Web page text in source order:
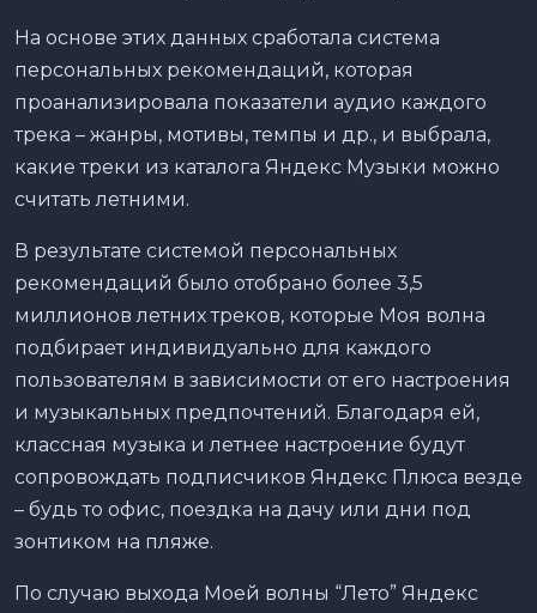
На основе этих данных сработала система
персональных рекомендаций, которая
проанализировала показатели аудио каждого
трека – жанры, мотивы, темпы и др., и выбрала,
какие треки из каталога Яндекс Музыки можно
считать летними.
В результате системой персональных
рекомендаций было отобрано более 3,5
миллионов летних треков, которые Моя волна
подбирает индивидуально для каждого
пользователям в зависимости от его настроения
и музыкальных предпочтений. Благодаря ей,
классная музыка и летнее настроение будут
сопровождать подписчиков Яндекс Плюса везде
– будь то офис, поездка на дачу или дни под
зонтиком на пляже.
По случаю выхода Моей волны “Лето” Яндекс